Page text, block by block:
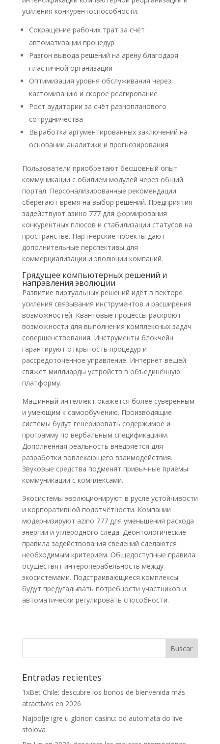
усиления конкурентоспособности.
Сокращение рабочих трат за счёт
автоматизации процедур
Разгон вывода решений на арену благодаря
пластичной организации
Оптимизация уровня обслуживания через
кастомизацию и скорое реагирование
Рост аудитории за счёт разнопланового
сотрудничества
Выработка аргументированных заключений на
основании аналитики и прогнозирования
Пользователи приобретают бесшовный опыт
коммуникации с обилием модулей через общий
портал. Персонализированные рекомендации
сберегают время на выбор решений. Предприятия
задействуют азино 777 для формирования
конкурентных плюсов и стабилизации статусов на
пространстве. Партнёрские проекты дают
дополнительные перспективы для
коммерциализации и эволюции компаний.
Грядущее компьютерных решений и
направления эволюции
Развитие виртуальных решений идёт в векторе
усиления связывания инструментов и расширения
возможностей. Квантовые процессы раскроют
возможности для выполнения комплексных задач
совершенствования. Инструменты блокчейн
гарантируют открытость процедур и
рассредоточенное управление. Интернет вещей
свяжет миллиарды устройств в объединённую
платформу.
Машинный интеллект окажется более суверенным
и умеющим к самообучению. Производящие
системы будут генерировать содержимое и
программу по вербальным спецификациям.
Дополненная реальность внедряется для
разработки вовлекающего взаимодействия.
Звуковые средства подменят привычные приёмы
коммуникации с комплексами.
Экосистемы эволюционируют в русле устойчивости
и корпоративной подотчётности. Компании
модернизируют azino 777 для уменьшения расхода
энергии и углеродного следа. Деонтологические
правила задействования сведений сделаются
необходимым критерием. Общедоступные правила
осуществят интероперабельность между
экосистемами. Подстраивающиеся комплексы
будут предугадывать потребности участников и
автоматически регулировать способности.
Entradas recientes
1xBet Chile: descubre los bonos de bienvenida más
atractivos en 2026
Najbolje igre u glorion casinu: od automata do live
stolova